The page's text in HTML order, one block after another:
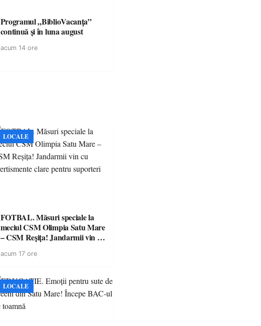
Programul „BiblioVacanța”
continuă și în luna august
acum 14 ore
LOCALE
FOTBAL. Măsuri speciale la
meciul CSM Olimpia Satu Mare
– CSM Reșița! Jandarmii vin cu
suporteri
acum 17 ore
LOCALE